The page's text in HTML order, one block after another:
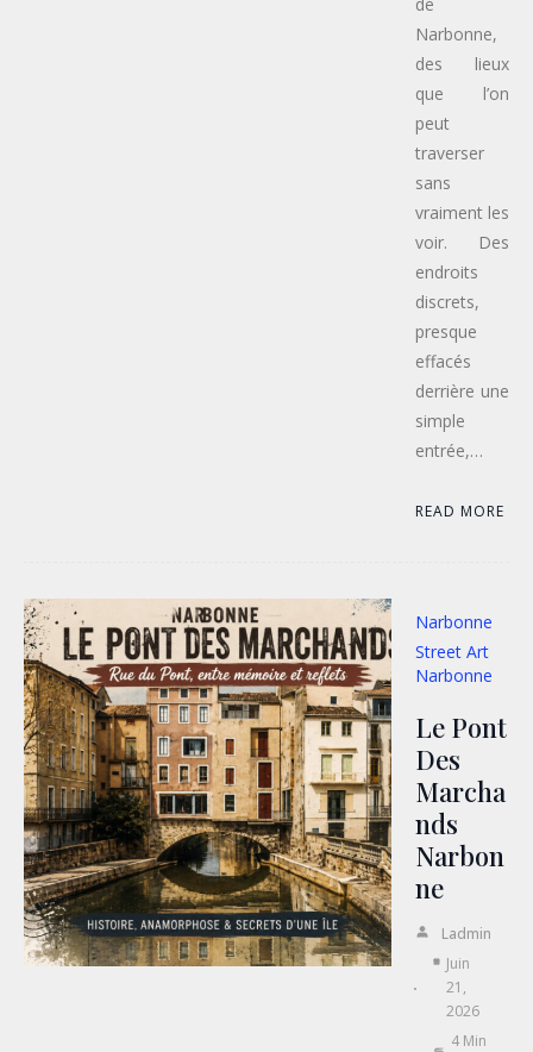
Narbonne,
des lieux
que l’on
peut
traverser
sans
vraiment les
voir. Des
endroits
discrets,
presque
effacés
derrière une
simple
entrée,…
READ MORE
Narbonne
Street Art
Narbonne
Le Pont
Des
Marcha
Nds
Narbon
Ne
Ladmin
Juin
21,
2026
4 Min